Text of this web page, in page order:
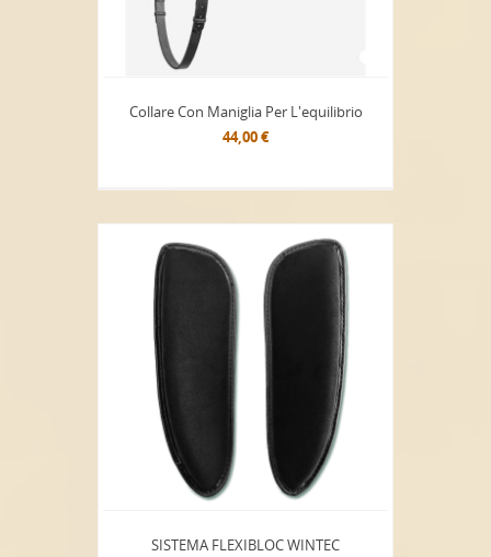
Collare Con Maniglia Per L'equilibrio
44,00 €
SISTEMA FLEXIBLOC WINTEC